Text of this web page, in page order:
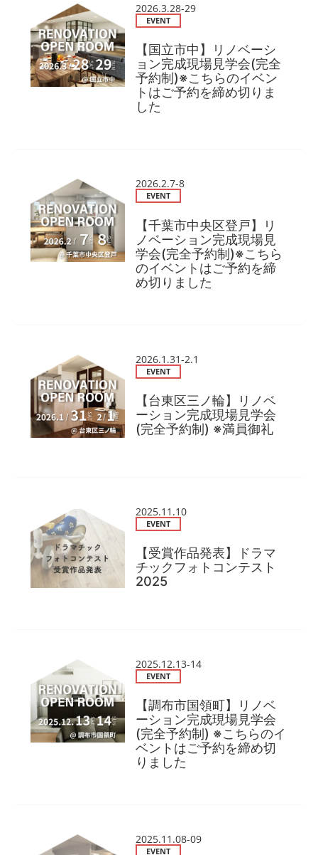
2026.3.28-29
EVENT
【国立市中】リノベーシ
ョン完成現場見学会(完全
予約制)※こちらのイベン
トはご予約を締め切りま
した
2026.2.7-8
EVENT
【千葉市中央区登戸】リ
ノベーション完成現場見
学会(完全予約制)※こちら
のイベントはご予約を締
め切りました
2026.1.31-2.1
EVENT
【台東区三ノ輪】リノベ
ーション完成現場見学会
(完全予約制) ※満員御礼
2025.11.10
EVENT
【受賞作品発表】ドラマ
チックフォトコンテスト
2025
2025.12.13-14
EVENT
【調布市国領町】リノベ
ーション完成現場見学会
(完全予約制) ※こちらのイ
ベントはご予約を締め切
りました
2025.11.08-09
EVENT